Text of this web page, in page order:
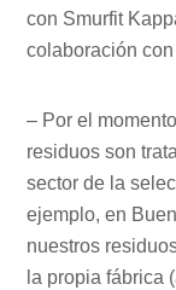
con Smurfit
colaboración con
– Por el
residuos son
sector de la
ejemplo, en
nuestros
la propia fábrica